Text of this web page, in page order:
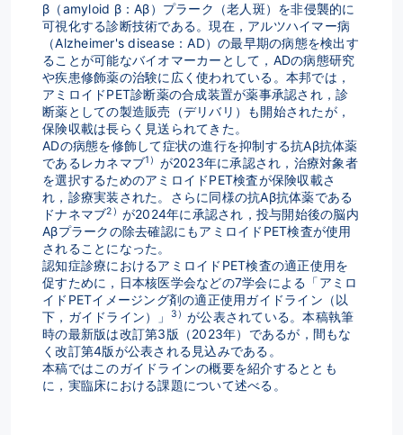
β（amyloid β：Aβ）プラーク（老人斑）を非侵襲的に
可視化する診断技術である。現在，アルツハイマー病
（Alzheimer's disease：AD）の最早期の病態を検出す
ることが可能なバイオマーカーとして，ADの病態研究
や疾患修飾薬の治験に広く使われている。本邦では，
アミロイドPET診断薬の合成装置が薬事承認され，診
断薬としての製造販売（デリバリ）も開始されたが，
保険収載は長らく見送られてきた。
ADの病態を修飾して症状の進行を抑制する抗Aβ抗体薬
であるレカネマブ1） が2023年に承認され，治療対象者
を選択するためのアミロイドPET検査が保険収載さ
れ，診療実装された。さらに同様の抗Aβ抗体薬である
ドナネマブ2） が2024年に承認され，投与開始後の脳内
Aβプラークの除去確認にもアミロイドPET検査が使用
されることになった。
認知症診療におけるアミロイドPET検査の適正使用を
促すために，日本核医学会などの7学会による「アミロ
イドPETイメージング剤の適正使用ガイドライン（以
下，ガイドライン）」
3） が公表されている。本稿執筆
時の最新版は改訂第3版（2023年）であるが，間もな
く改訂第4版が公表される見込みである。
本稿ではこのガイドラインの概要を紹介するととも
に，実臨床における課題について述べる。